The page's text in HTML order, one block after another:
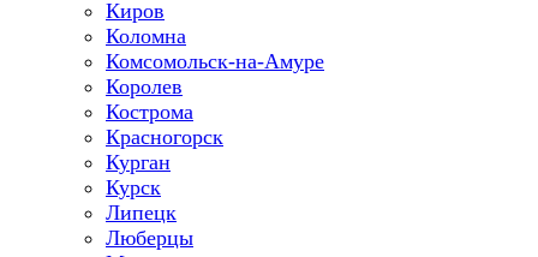
Киров
Коломна
Комсомольск-на-Амуре
Королев
Кострома
Красногорск
Курган
Курск
Липецк
Люберцы